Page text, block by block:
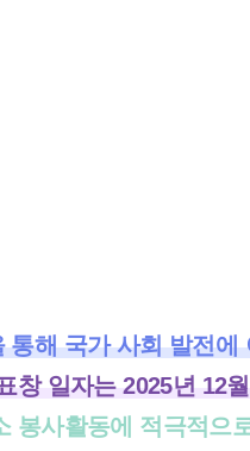
통해 국가 사회 발전에
창 일자는 2025년 12
봉사활동에 적극적으